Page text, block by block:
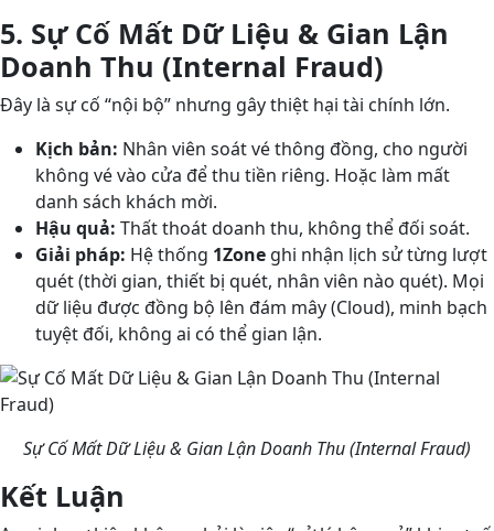
5. Sự Cố Mất Dữ Liệu & Gian Lận
Doanh Thu (Internal Fraud)
Đây là sự cố “nội bộ” nhưng gây thiệt hại tài chính lớn.
Kịch bản: Nhân viên soát vé thông đồng, cho người
không vé vào cửa để thu tiền riêng. Hoặc làm mất
danh sách khách mời.
Hậu quả: Thất thoát doanh thu, không thể đối soát.
Giải pháp: Hệ thống 1Zone ghi nhận lịch sử từng lượt
quét (thời gian, thiết bị quét, nhân viên nào quét). Mọi
dữ liệu được đồng bộ lên đám mây (Cloud), minh bạch
tuyệt đối, không ai có thể gian lận.
Sự Cố Mất Dữ Liệu & Gian Lận Doanh Thu (Internal Fraud)
Kết Luận